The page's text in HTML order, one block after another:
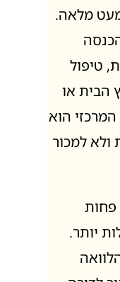
מלאה.
טיפול
הבית או
הוא
למכור
פחות
יותר.